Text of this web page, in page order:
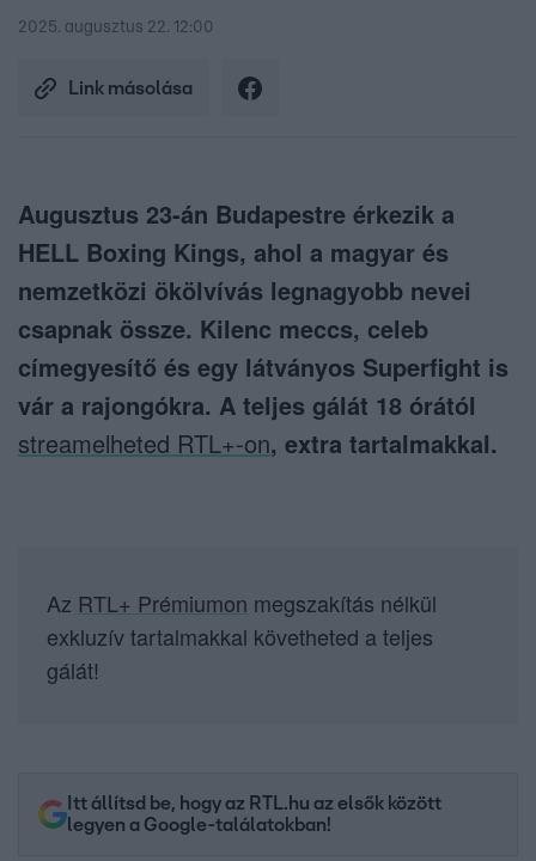
2025. augusztus 22. 12:00
Link másolása
Augusztus 23-án Budapestre érkezik a
HELL Boxing Kings, ahol a magyar és
nemzetközi ökölvívás legnagyobb nevei
csapnak össze. Kilenc meccs, celeb
címegyesítő és egy látványos Superfight is
vár a rajongókra. A teljes gálát 18 órától
streamelheted RTL+-on, extra tartalmakkal.
Az RTL+ Prémiumon megszakítás nélkül
exkluzív tartalmakkal követheted a teljes
gálát!
Itt állítsd be, hogy az RTL.hu az elsők között
legyen a Google-találatokban!